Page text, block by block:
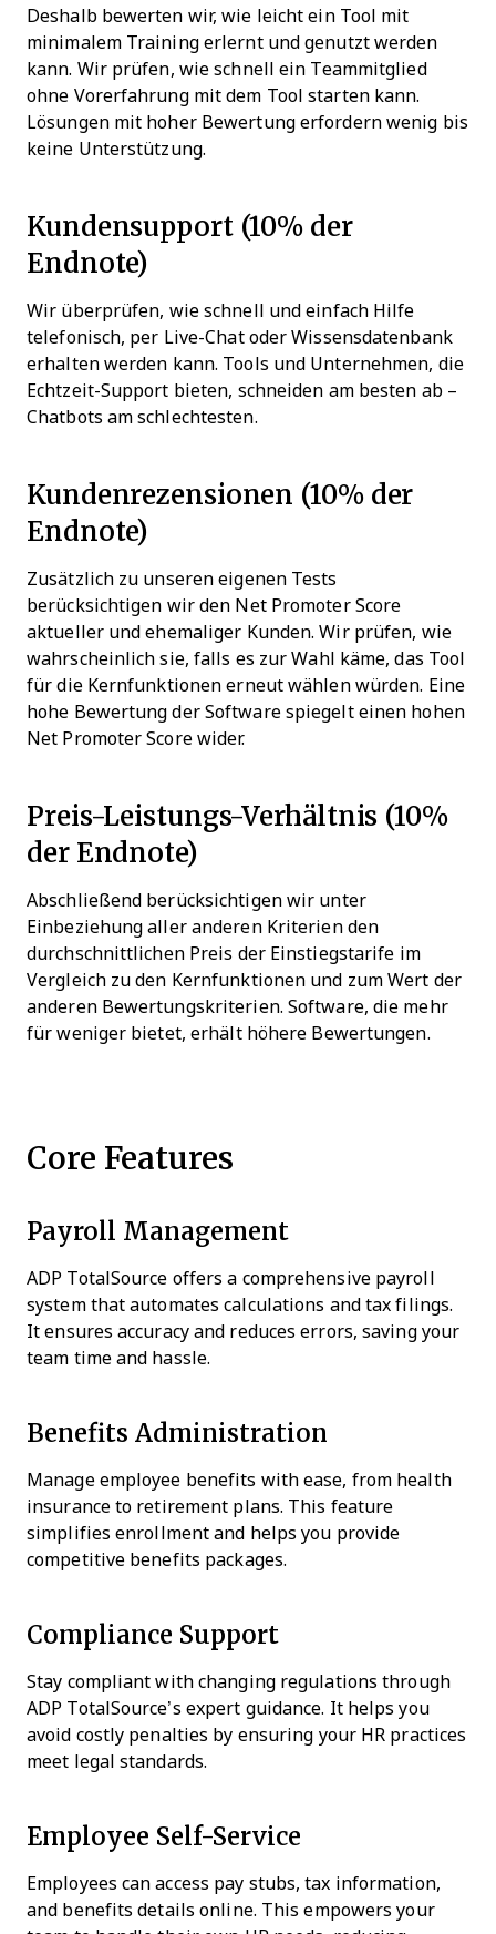
Deshalb bewerten wir, wie leicht ein Tool mit
minimalem Training erlernt und genutzt werden
kann. Wir prüfen, wie schnell ein Teammitglied
ohne Vorerfahrung mit dem Tool starten kann.
Lösungen mit hoher Bewertung erfordern wenig bis
keine Unterstützung.
Kundensupport (10% der
Endnote)
Wir überprüfen, wie schnell und einfach Hilfe
telefonisch, per Live-Chat oder Wissensdatenbank
erhalten werden kann. Tools und Unternehmen, die
Echtzeit-Support bieten, schneiden am besten ab –
Chatbots am schlechtesten.
Kundenrezensionen (10% der
Endnote)
Zusätzlich zu unseren eigenen Tests
berücksichtigen wir den Net Promoter Score
aktueller und ehemaliger Kunden. Wir prüfen, wie
wahrscheinlich sie, falls es zur Wahl käme, das Tool
für die Kernfunktionen erneut wählen würden. Eine
hohe Bewertung der Software spiegelt einen hohen
Net Promoter Score wider.
Preis-Leistungs-Verhältnis (10%
der Endnote)
Abschließend berücksichtigen wir unter
Einbeziehung aller anderen Kriterien den
durchschnittlichen Preis der Einstiegstarife im
Vergleich zu den Kernfunktionen und zum Wert der
anderen Bewertungskriterien. Software, die mehr
für weniger bietet, erhält höhere Bewertungen.
Core Features
Payroll Management
ADP TotalSource offers a comprehensive payroll
system that automates calculations and tax filings.
It ensures accuracy and reduces errors, saving your
team time and hassle.
Benefits Administration
Manage employee benefits with ease, from health
insurance to retirement plans. This feature
simplifies enrollment and helps you provide
competitive benefits packages.
Compliance Support
Stay compliant with changing regulations through
ADP TotalSource’s expert guidance. It helps you
avoid costly penalties by ensuring your HR practices
meet legal standards.
Employee Self-Service
Employees can access pay stubs, tax information,
and benefits details online. This empowers your